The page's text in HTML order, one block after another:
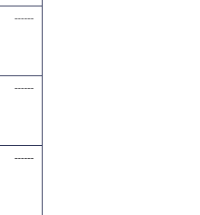
------
------
------